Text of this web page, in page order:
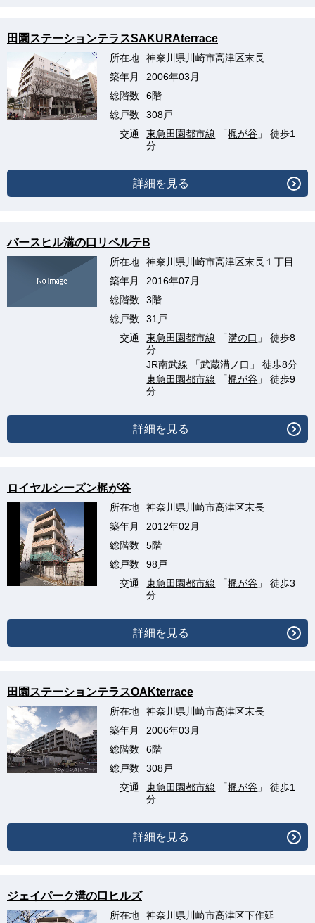
田園ステーションテラスSAKURAterrace
所在地
神奈川県川崎市高津区末長
築年月
2006年03月
総階数
6階
総戸数
308戸
交通
東急田園都市線 「梶が谷 」 徒歩1
分
詳細を見る
バースヒル溝の口リベルテB
所在地
神奈川県川崎市高津区末長１丁目
築年月
2016年07月
総階数
3階
総戸数
31戸
交通
東急田園都市線 「溝の口 」 徒歩8
分
JR南武線 「武蔵溝ノ口 」 徒歩8分
東急田園都市線 「梶が谷 」 徒歩9
分
詳細を見る
ロイヤルシーズン梶が谷
所在地
神奈川県川崎市高津区末長
築年月
2012年02月
総階数
5階
総戸数
98戸
交通
東急田園都市線 「梶が谷 」 徒歩3
分
詳細を見る
田園ステーションテラスOAKterrace
所在地
神奈川県川崎市高津区末長
築年月
2006年03月
総階数
6階
総戸数
308戸
交通
東急田園都市線 「梶が谷 」 徒歩1
分
詳細を見る
ジェイパーク溝の口ヒルズ
所在地 神奈川県川崎市高津区下作延